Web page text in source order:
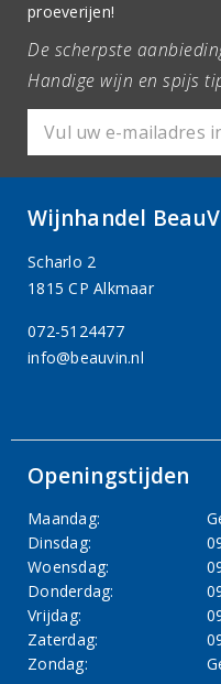
proeverijen!
De scherpste
Handige wijn en spijs
Wijnhandel
Scharlo 2
1815 CP Alkmaar
072-5124477
info@beauvin.nl
Openingstijden
Maandag:
Dinsdag:
Woensdag:
Donderdag:
Vrijdag:
Zaterdag:
Zondag: